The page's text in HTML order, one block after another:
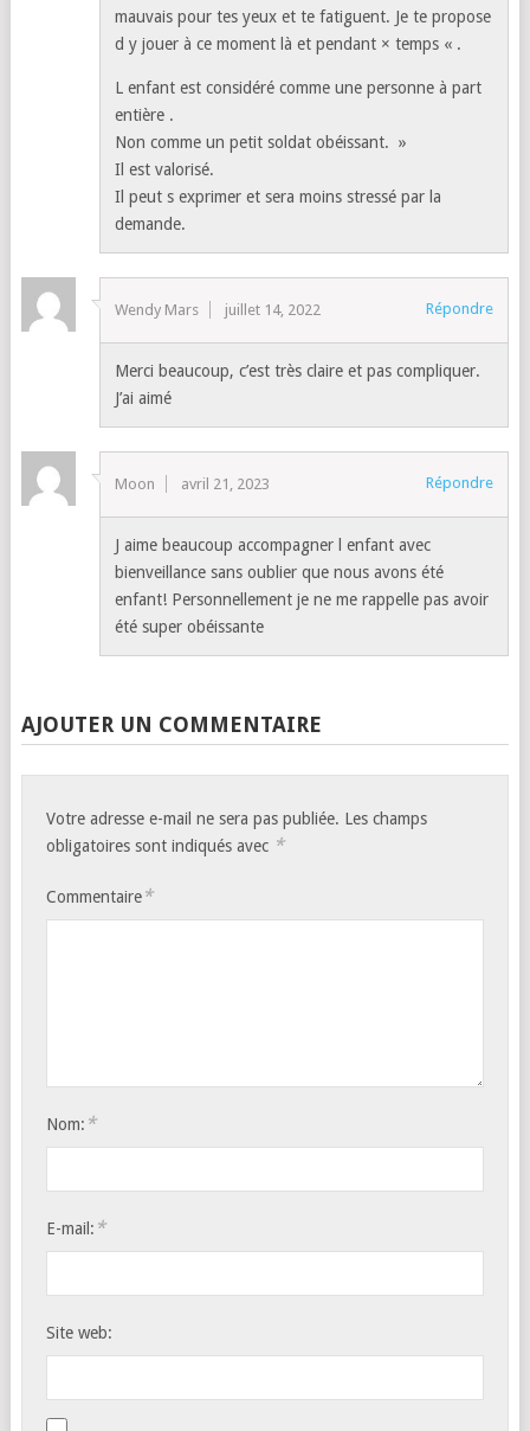
mauvais pour tes yeux et te fatiguent. Je te propose
d y jouer à ce moment là et pendant × temps « .
L enfant est considéré comme une personne à part
entière .
Non comme un petit soldat obéissant. »
Il est valorisé.
Il peut s exprimer et sera moins stressé par la
demande.
Wendy Mars juillet 14, 2022 Répondre
Merci beaucoup, c’est très claire et pas compliquer.
J’ai aimé
Moon avril 21, 2023 Répondre
J aime beaucoup accompagner l enfant avec
bienveillance sans oublier que nous avons été
enfant! Personnellement je ne me rappelle pas avoir
été super obéissante
AJOUTER UN COMMENTAIRE
Votre adresse e-mail ne sera pas publiée. Les champs
obligatoires sont indiqués avec *
Commentaire*
Nom: *
E-mail: *
Site web: